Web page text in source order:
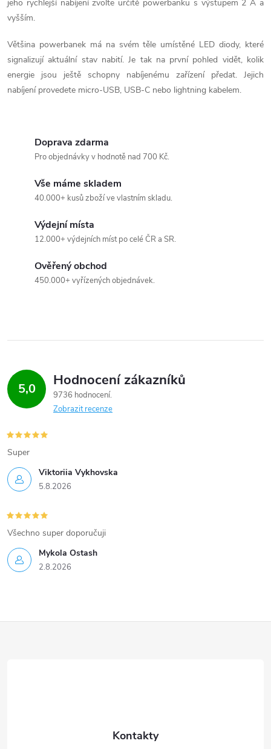
y
ý
p
jeho rychlejší nabíjení zvolte určitě powerbanku s výstupem 2 A a
vyšším.
Většina powerbanek má na svém těle umístěné LED diody, které
signalizují aktuální stav nabití. Je tak na první pohled vidět, kolik
energie jsou ještě schopny nabíjenému zařízení předat. Jejich
nabíjení provedete micro-USB, USB-C nebo lightning kabelem.
Doprava zdarma
Pro objednávky v hodnotě nad 700 Kč.
Vše máme skladem
40.000+ kusů zboží ve vlastním skladu.
Výdejní místa
12.000+ výdejních míst po celé ČR a SR.
Ověřený obchod
450.000+ vyřízených objednávek.
5,0 Hodnocení zákazníků
9736 hodnocení
Zobrazit recenze
Viktoriia Vykhovska
5.8.2026
Super
Mykola Ostash
2.8.2026
Všechno super doporučuji